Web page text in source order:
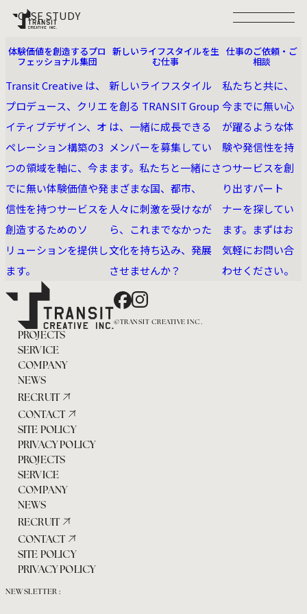
SERVICE
COMPANY
CONTACT
FacebookInstagram
©TRANSIT CREATIVE INC.
CASE STUDY
体験価値を創造するプロ
フェッショナル集団
Transit Creative は、
プロデュース、クリエ
イティブデザイン、オ
ペレーション構築の3
つの領域を軸に、今ま
でに無い体験価値や発
信性を持つサービスを
創造するためのソ
リューションを提供し
ます。
新しいライフスタイルを生
む仕事
新しいライフスタイル
を創る TRANSIT Group
は、一緒に成長できる
メンバーを募集してい
ます。私たちと一緒にさ
まざまな国、都市、
人々に刺激を受けなが
ら、これまでなかった
文化を持ち込み、発展
させませんか？
仕事のご依頼・ご
相談
私たちと共に、
今までに無い⼼
が躍るような体
験や発信性を持
つサービスを創
り出すパート
ナーを探してい
ます。まずはお
気軽にお問い合
わせください。
Facebook
Instagram
©TRANSIT CREATIVE INC.
PROJECTS
SERVICE
COMPANY
NEWS
RECRUIT
CONTACT
SITE POLICY
PRIVACY POLICY
PROJECTS
SERVICE
COMPANY
NEWS
RECRUIT
CONTACT
SITE POLICY
PRIVACY POLICY
NEWSLETTER :